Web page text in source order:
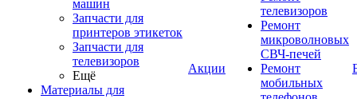
машин
Запчасти для
принтеров этикеток
Запчасти для
телевизоров
Ещё
Материалы для
Акции
телевизоров
Ремонт
микроволновых
СВЧ-печей
Ремонт
мобильных